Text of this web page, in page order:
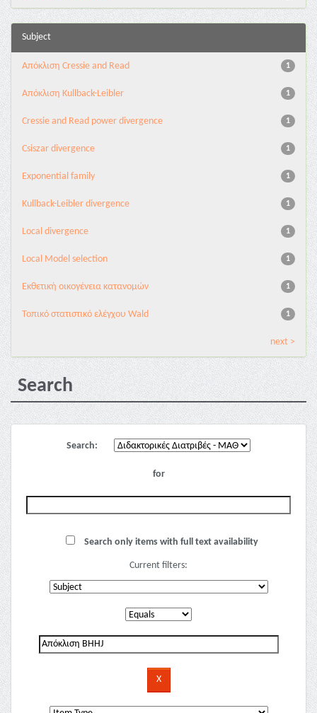
Subject
1
Aπόκλιση Cressie and Read
1
Aπόκλιση Kullback-Leibler
1
Cressie and Read power divergence
1
Csiszar divergence
1
Exponential family
1
Kullback-Leibler divergence
1
Local divergence
1
Local Model selection
1
Εκθετική οικογένεια κατανομών
1
Τοπικό στατιστικό ελέγχου Wald
next >
Search
Search:
for
Search only items with full text availability
Current filters: